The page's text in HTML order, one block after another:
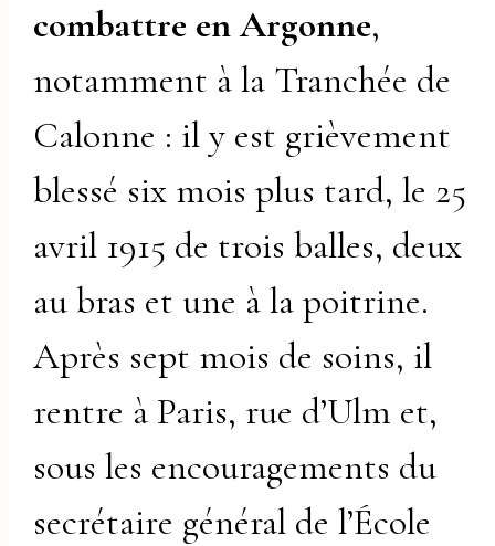
combattre en Argonne,
notamment à la Tranchée de
Calonne : il y est grièvement
blessé six mois plus tard, le 25
avril 1915 de trois balles, deux
au bras et une à la poitrine.
Après sept mois de soins, il
rentre à Paris, rue d’Ulm et,
sous les encouragements du
secrétaire général de l’École